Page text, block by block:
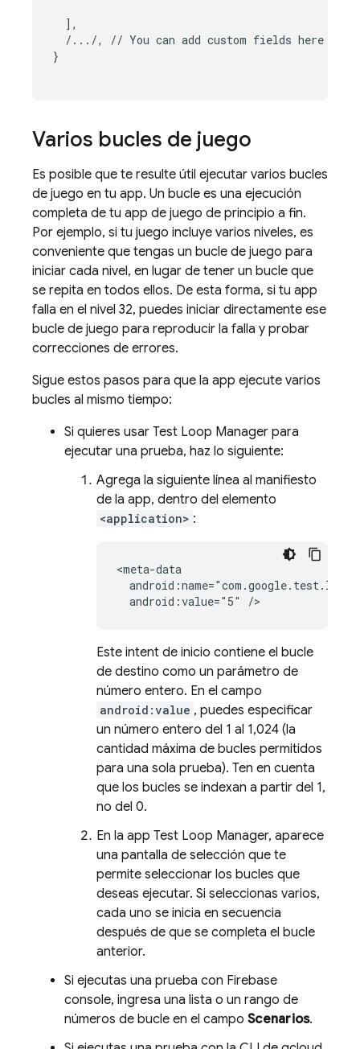
  ],
  /.../, // You can add custom fields here
}
Varios bucles de juego
Es posible que te resulte útil ejecutar varios bucles
de juego en tu app. Un bucle es una ejecución
completa de tu app de juego de principio a fin.
Por ejemplo, si tu juego incluye varios niveles, es
conveniente que tengas un bucle de juego para
iniciar cada nivel, en lugar de tener un bucle que
se repita en todos ellos. De esta forma, si tu app
falla en el nivel 32, puedes iniciar directamente ese
bucle de juego para reproducir la falla y probar
correcciones de errores.
Sigue estos pasos para que la app ejecute varios
bucles al mismo tiempo:
Si quieres usar Test Loop Manager para
ejecutar una prueba, haz lo siguiente:
Agrega la siguiente línea al manifiesto
de la app, dentro del elemento
<application> :
<meta-data
  android:value="5" />
Este intent de inicio contiene el bucle
de destino como un parámetro de
número entero. En el campo
android:value , puedes especificar
un número entero del 1 al 1,024 (la
cantidad máxima de bucles permitidos
para una sola prueba). Ten en cuenta
que los bucles se indexan a partir del 1,
no del 0.
En la app Test Loop Manager, aparece
una pantalla de selección que te
permite seleccionar los bucles que
deseas ejecutar. Si seleccionas varios,
cada uno se inicia en secuencia
después de que se completa el bucle
anterior.
Si ejecutas una prueba con Firebase
console, ingresa una lista o un rango de
números de bucle en el campo Scenarios.